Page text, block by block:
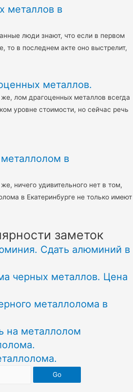
металлов в
люди знают, что если в первом
то в последнем акте оно выстрелит,
металлов.
лом драгоценных металлов всегда
уровне стоимости, но сейчас речь
в
ничего удивительного нет в том,
в Екатеринбурге не только имеют
заметок
Сдать алюминий в
черных металлов. Цена
металлолома в
на металлолом
Go